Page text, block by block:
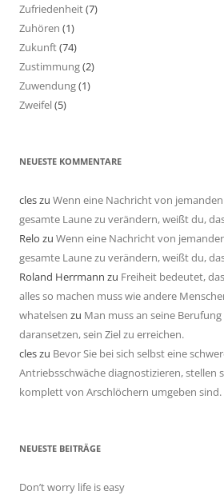
Zufriedenheit(7)
Zuhören (1)
Zukunft(74)
Zustimmung(2)
Zuwendung(1)
Zweifel(5)
NEUESTE KOMMENTARE
cleszu Wenn eine Nachricht von
gesamte Laune zu verändern, weißt du,
Relo zu Wenn eine Nachricht von
gesamte Laune zu verändern, weißt du,
Roland Herrmann zu Freiheit bedeutet,
alles so machen muss wie andere
whatelsen zu Man muss an seine
daransetzen, sein Ziel zu erreichen.
cleszu Bevor Sie bei sich selbst eine
Antriebsschwäche diagnostizieren, stellen
komplett von Arschlöchern umgeben sind.
NEUESTE BEITRÄGE
Don’t worry life is easy